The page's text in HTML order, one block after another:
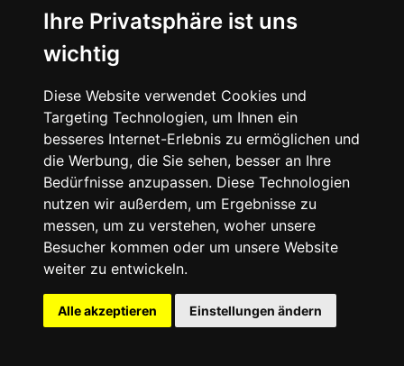
Ihre Privatsphäre ist uns
wichtig
Diese Website verwendet Cookies und
Targeting Technologien, um Ihnen ein
besseres Internet-Erlebnis zu ermöglichen und
die Werbung, die Sie sehen, besser an Ihre
Bedürfnisse anzupassen. Diese Technologien
nutzen wir außerdem, um Ergebnisse zu
messen, um zu verstehen, woher unsere
Besucher kommen oder um unsere Website
weiter zu entwickeln.
Alle akzeptieren Einstellungen ändern
About
Instagram
Facebook
© 2024 SNEAKERᴰᴱ, All rights reserved.
Impressum Datenschutz
Cookie-Einstellungen